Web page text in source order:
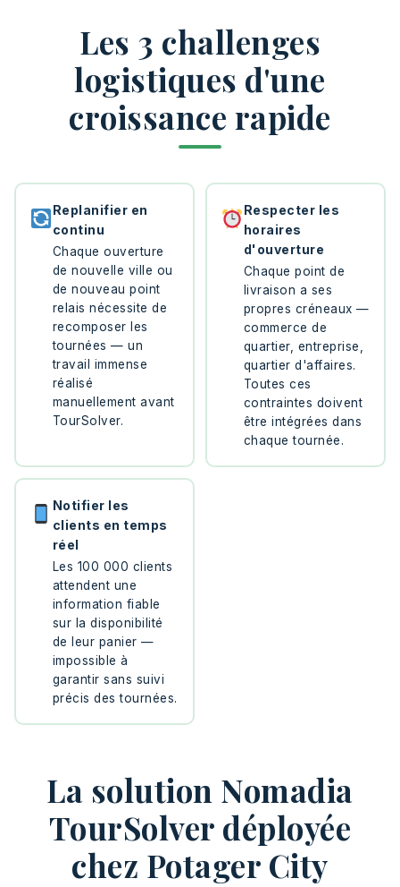
Les 3 challenges
logistiques d'une
croissance rapide
Replanifier en
continu
Chaque ouverture
de nouvelle ville ou
de nouveau point
relais nécessite de
recomposer les
tournées — un
travail immense
réalisé
manuellement avant
TourSolver.
Respecter les
horaires
d'ouverture
Chaque point de
livraison a ses
propres créneaux —
commerce de
quartier, entreprise,
quartier d'affaires.
Toutes ces
contraintes doivent
être intégrées dans
chaque tournée.
Notifier les
clients en temps
réel
Les 100 000 clients
attendent une
information fiable
sur la disponibilité
de leur panier —
impossible à
garantir sans suivi
précis des tournées.
La solution Nomadia
TourSolver déployée
chez Potager City